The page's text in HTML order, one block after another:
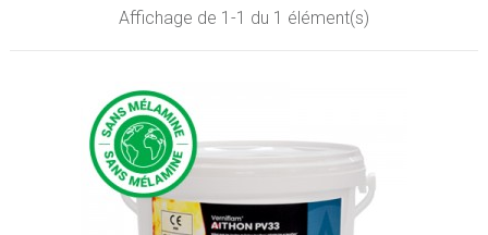
Affichage de 1-1 du 1 élément(s)